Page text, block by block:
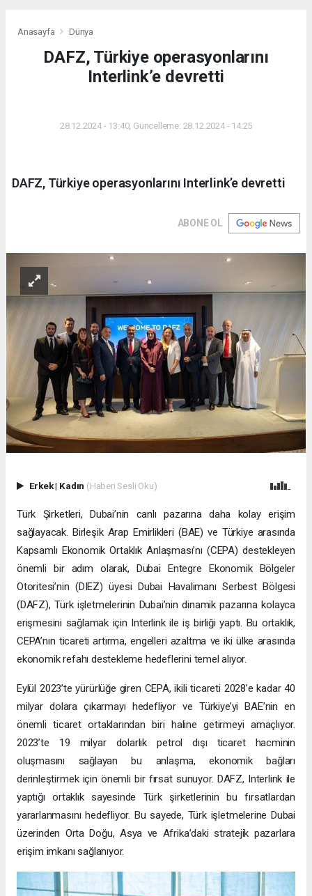
Anasayfa Dünya
DAFZ, Türkiye operasyonlarını
Interlink’e devretti
28.12.2024 - 13:40, Güncelleme: 28.12.2024 - 14:25
DAFZ, Türkiye operasyonlarını Interlink’e devretti
ABONE OL
Erkek| Kadın (Haberi Sesli Oku)
Türk Şirketleri, Dubai’nin canlı pazarına daha kolay erişim
sağlayacak. Birleşik Arap Emirlikleri (BAE) ve Türkiye arasında
Kapsamlı Ekonomik Ortaklık Anlaşması’nı (CEPA) destekleyen
önemli bir adım olarak, Dubai Entegre Ekonomik Bölgeler
Otoritesi’nin (DIEZ) üyesi Dubai Havalimanı Serbest Bölgesi
(DAFZ), Türk işletmelerinin Dubai’nin dinamik pazarına kolayca
erişmesini sağlamak için Interlink ile iş birliği yaptı. Bu ortaklık,
CEPA’nın ticareti artırma, engelleri azaltma ve iki ülke arasında
ekonomik refahı destekleme hedeflerini temel alıyor.
Eylül 2023’te yürürlüğe giren CEPA, ikili ticareti 2028’e kadar 40
milyar dolara çıkarmayı hedefliyor ve Türkiye’yi BAE’nin en
önemli ticaret ortaklarından biri haline getirmeyi amaçlıyor.
2023’te 19 milyar dolarlık petrol dışı ticaret hacminin
oluşmasını sağlayan bu anlaşma, ekonomik bağları
derinleştirmek için önemli bir fırsat sunuyor. DAFZ, Interlink ile
yaptığı ortaklık sayesinde Türk şirketlerinin bu fırsatlardan
yararlanmasını hedefliyor. Bu sayede, Türk işletmelerine Dubai
üzerinden Orta Doğu, Asya ve Afrika’daki stratejik pazarlara
erişim imkanı sağlanıyor.